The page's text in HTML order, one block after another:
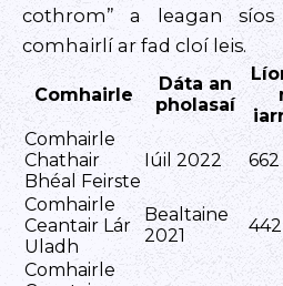
cothrom” a leagan
comhairlí ar fad cloí leis.
Comhairle
Dáta an
pholasaí
Comhairle
Chathair
Bhéal Feirste
Iúil 2022 662
Comhairle
Ceantair Lár
Uladh
Bealtaine
2021
442
Comhairle